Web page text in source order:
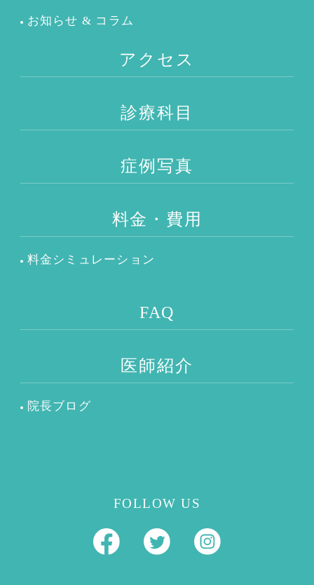
お知らせ & コラム
アクセス
診療科目
症例写真
料金・費用
料金シミュレーション
FAQ
医師紹介
院長ブログ
FOLLOW US